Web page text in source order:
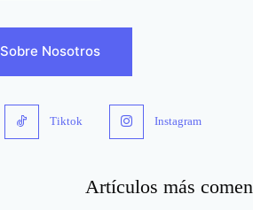
Sobre Nosotros
Tiktok Instagram
Artículos más